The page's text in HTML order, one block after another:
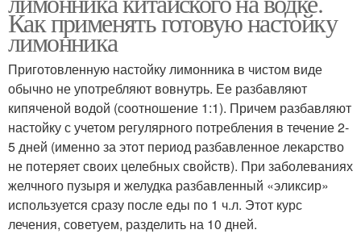
Как применять готовую настойку
лимонника
Приготовленную настойку лимонника в чистом виде
обычно не употребляют вовнутрь. Ее разбавляют
кипяченой водой (соотношение 1:1). Причем разбавляют
настойку с учетом регулярного потребления в течение 2-
5 дней (именно за этот период разбавленное лекарство
не потеряет своих целебных свойств). При заболеваниях
желчного пузыря и желудка разбавленный «эликсир»
используется сразу после еды по 1 ч.л. Этот курс
лечения, советуем, разделить на 10 дней.